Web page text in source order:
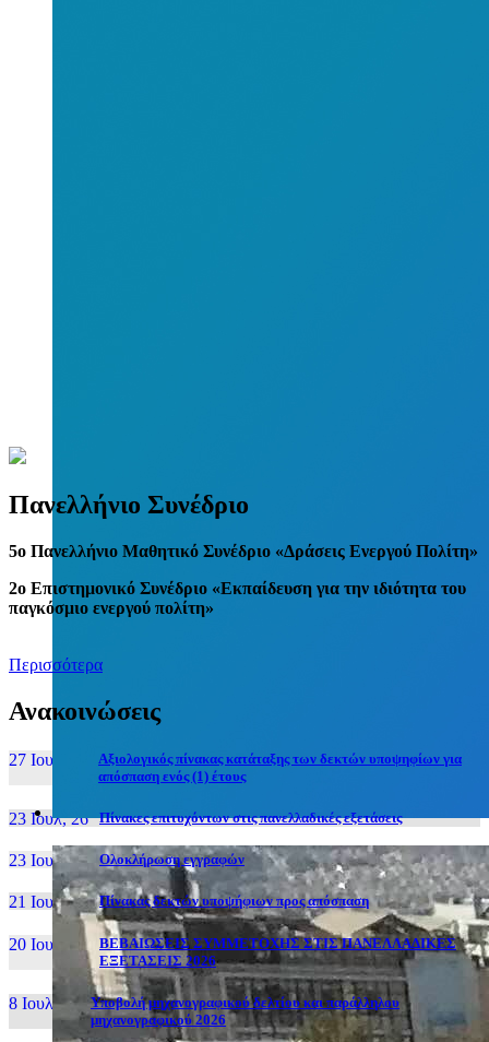
Πανελλήνιο Συνέδριο
5o Πανελλήνιο Μαθητικό Συνέδριο «Δράσεις Ενεργού Πολίτη»
2ο Επιστημονικό Συνέδριο «Εκπαίδευση για την ιδιότητα του
παγκόσμιο ενεργού πολίτη»
Περισσότερα
Ανακοινώσεις
27 Ιουν, 26
Αξιολογικός πίνακας κατάταξης των δεκτών υποψηφίων για
απόσπαση ενός (1) έτους
23 Ιουλ, 26 Πίνακες επιτυχόντων στις πανελλαδικές εξετάσεις
23 Ιουλ, 26 Ολοκλήρωση εγγραφών
21 Ιουλ, 26 Πίνακας δεκτών υποψήφιων προς απόσπαση
20 Ιουλ, 26
ΒΕΒΑΙΩΣΕΙΣ ΣΥΜΜΕΤΟΧΗΣ ΣΤΙΣ ΠΑΝΕΛΛΑΔΙΚΕΣ
ΕΞΕΤΑΣΕΙΣ 2026
8 Ιουλ, 26
Υποβολή μηχανογραφικού δελτίου και παράλληλου
μηχανογραφικού 2026